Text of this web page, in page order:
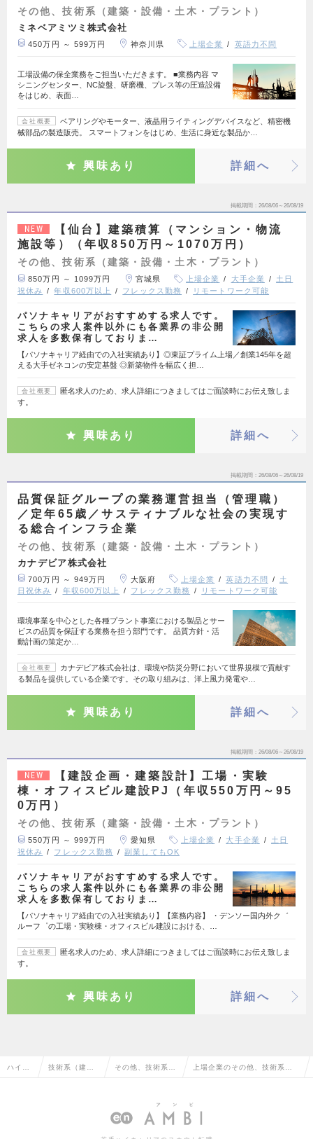
その他、技術系（建築・設備・土木・プラント）
ミネベアミツミ株式会社
450万円 ～ 599万円 神奈川県 上場企業 英語力不問
工場設備の保全業務をご担当いただきます。 ■業務内容 マ
シニングセンター、NC旋盤、研磨機、プレス等の圧造設備
をはじめ、表面…
会社概要
ベアリングやモーター、液晶用ライティングデバイスなど、精密機
械部品の製造販売。 スマートフォンをはじめ、生活に身近な製品か…
興味あり 詳細へ
掲載期間 26/08/06～26/08/19
NEW
【仙台】建築積算（マンション・物流
施設等）（年収850万円～1070万円）
その他、技術系（建築・設備・土木・プラント）
850万円 ～ 1099万円 宮城県 上場企業 大手企業
土日
祝休み
年収600万以上 フレックス勤務 リモートワーク可能
パソナキャリアがおすすめする求人です。
こちらの求人案件以外にも各業界の非公開
求人を多数保有しておりま…
【パソナキャリア経由での入社実績あり】◎東証プライム上場／創業145年を超
える大手ゼネコンの安定基盤 ◎新築物件を幅広く担…
会社概要
匿名求人のため、求人詳細につきましてはご面談時にお伝え致しま
す。
興味あり 詳細へ
掲載期間 26/08/06～26/08/19
品質保証グループの業務運営担当（管理職）
／定年65歳／サスティナブルな社会の実現す
る総合インフラ企業
その他、技術系（建築・設備・土木・プラント）
カナデビア株式会社
700万円 ～ 949万円 大阪府 上場企業 英語力不問
土
日祝休み
年収600万以上 フレックス勤務 リモートワーク可能
環境事業を中心とした各種プラント事業における製品とサー
ビスの品質を保証する業務を担う部門です。 品質方針・活
動計画の策定か…
会社概要
カナデビア株式会社は、環境や防災分野において世界規模で貢献す
る製品を提供している企業です。その取り組みは、洋上風力発電や…
興味あり 詳細へ
掲載期間 26/08/06～26/08/19
NEW
【建設企画・建築設計】工場・実験
棟・オフィスビル建設PJ（年収550万円～95
0万円）
その他、技術系（建築・設備・土木・プラント）
550万円 ～ 999万円 愛知県 上場企業 大手企業
土日
祝休み
フレックス勤務 副業してもOK
パソナキャリアがおすすめする求人です。
こちらの求人案件以外にも各業界の非公開
求人を多数保有しておりま…
【パソナキャリア経由での入社実績あり】【業務内容】 ・デンソー国内外ク゛
ルーフ゜の工場・実験棟・オフィスビル建設における、…
会社概要
匿名求人のため、求人詳細につきましてはご面談時にお伝え致しま
す。
興味あり 詳細へ
ハイク 技術系（建 その他、技術系
木・プラント）
上場企業のその他、技術系
ト）の転職・求人情報一覧